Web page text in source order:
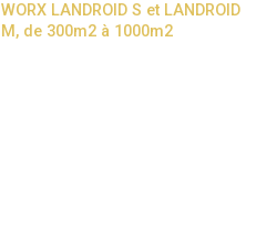
WORX LANDROID S et LANDROID
M, de 300m2 à 1000m2